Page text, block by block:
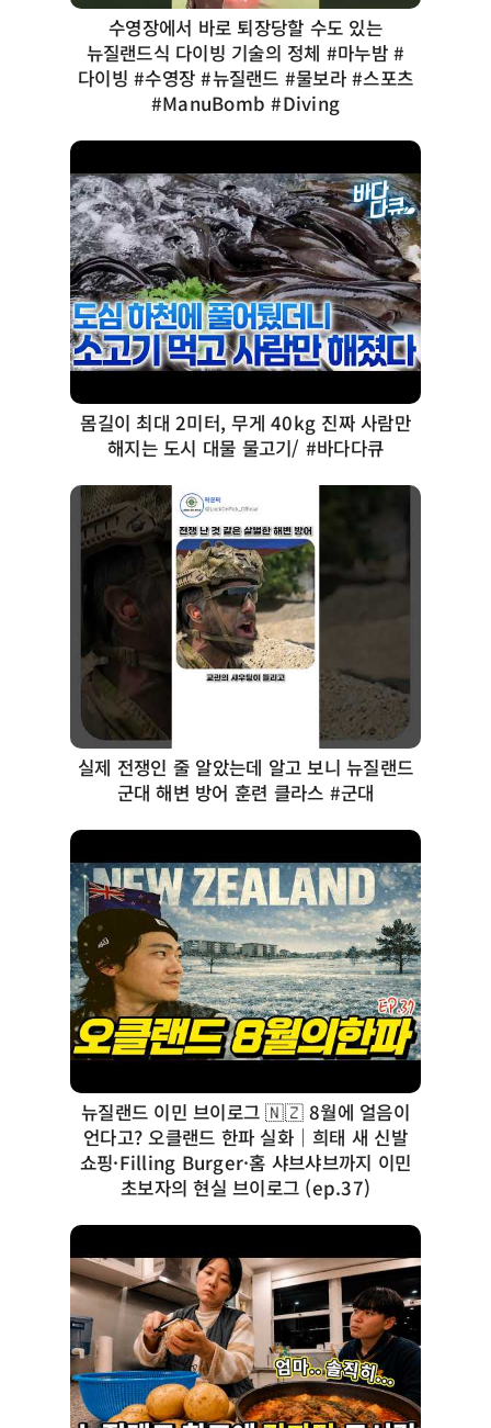
수영장에서 바로 퇴장당할 수도 있는
뉴질랜드식 다이빙 기술의 정체 #마누밤 #
다이빙 #수영장 #뉴질랜드 #물보라 #스포츠
#ManuBomb #Diving
몸길이 최대 2미터, 무게 40kg 진짜 사람만
해지는 도시 대물 물고기/ #바다다큐
실제 전쟁인 줄 알았는데 알고 보니 뉴질랜드
군대 해변 방어 훈련 클라스 #군대
뉴질랜드 이민 브이로그 🇳🇿 8월에 얼음이
언다고? 오클랜드 한파 실화｜희태 새 신발
쇼핑·Filling Burger·홈 샤브샤브까지 이민
초보자의 현실 브이로그 (ep.37)